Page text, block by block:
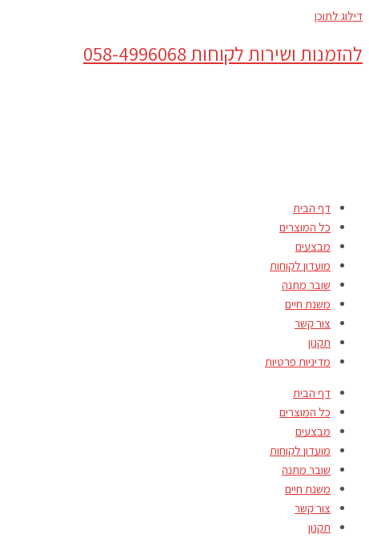
דילוג לתוכן
להזמנות ושירות לקוחות 058-4996068
דף הבית
כל המוצרים
מבצעים
מועדון לקוחות
שובר מתנה
משנת חיים
צור קשר
תקנון
מדיניות פרטיות
דף הבית
כל המוצרים
מבצעים
מועדון לקוחות
שובר מתנה
משנת חיים
צור קשר
תקנון